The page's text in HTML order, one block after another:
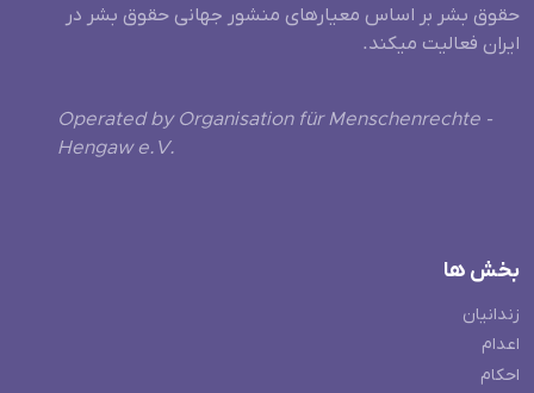
حقوق بشر بر اساس معیارهای منشور جهانی حقوق بشر در
ایران فعالیت میکند.
Operated by Organisation für Menschenrechte -
Hengaw e.V.
بخش ها
زندانیان
اعدام
احکام